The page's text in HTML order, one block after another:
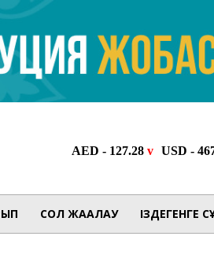
СОЛ ЖАҒАЛАУ ІЗДЕГЕНГЕ